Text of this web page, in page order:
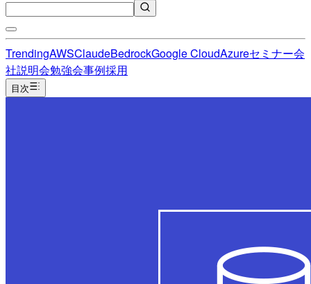
TrendingAWSClaudeBedrockGoogle CloudAzureセミナー会
社説明会勉強会事例採用
目次